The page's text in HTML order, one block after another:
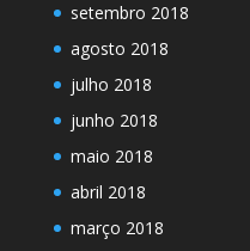
setembro 2018
agosto 2018
julho 2018
junho 2018
maio 2018
abril 2018
março 2018